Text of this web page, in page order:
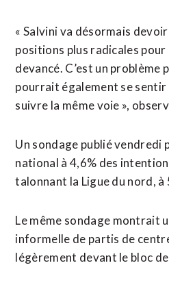
« Salvini va ‌désormais
positions plus radicales
devancé. C’est un problème
pourrait également se
suivre ⁠la même voie »,
Un sondage publié vendredi
national à 4,6% des
talonnant la Ligue du nord, ​à
Le même sondage montrait
informelle de partis de
légèrement devant le bloc